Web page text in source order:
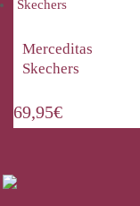
Merceditas
Skechers
69,95€